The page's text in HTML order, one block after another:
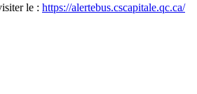
le : https://alertebus.cscapitale.qc.ca/